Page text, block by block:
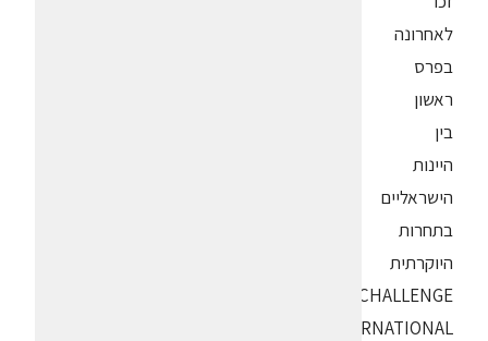
לאחרונה
בפרס
ראשון
בין
היינות
הישראליים
בתחרות
היוקרתית
CHALLENGE
INTERNATIONAL